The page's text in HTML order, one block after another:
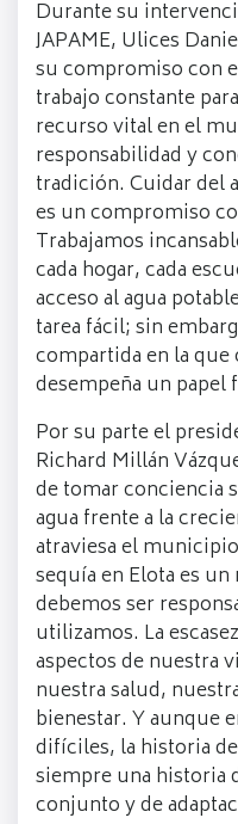
Durante su
JAPAME, Ulices
su compromiso con
trabajo constante
recurso vital en el
responsabilidad y
tradición. Cuidar del
es un compromiso
Trabajamos
cada hogar, cada
acceso al agua
tarea fácil; sin
compartida en la que
desempeña un papel
Por su parte el
Richard Millán
de tomar conciencia
agua frente a la
atraviesa el
sequía en Elota es
debemos ser
utilizamos. La
aspectos de nuestra
nuestra salud,
bienestar. Y aunque
difíciles, la historia
siempre una historia
conjunto y de